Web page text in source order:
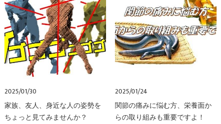
2025/01/30
家族、友人、身近な人の姿勢を
ちょっと見てみませんか？
2025/01/24
関節の痛みに悩む方、栄養面か
らの取り組みも重要ですよ！